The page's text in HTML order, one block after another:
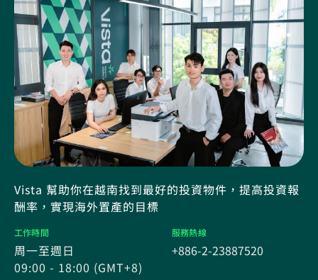
Vista 幫助你在越南找到最好的投資物件，提高投資報
酬率，實現海外置產的目標
工作時間
周一至週日
09:00 - 18:00 (GMT+8)
服務熱線
+886-2-23887520